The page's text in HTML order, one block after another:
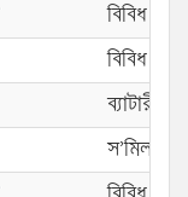
বিবিধ
বিবিধ
ব্যাটারী
স’মিল